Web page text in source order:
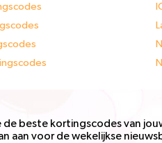
de beste kortingscodes van
aan voor de wekelijkse